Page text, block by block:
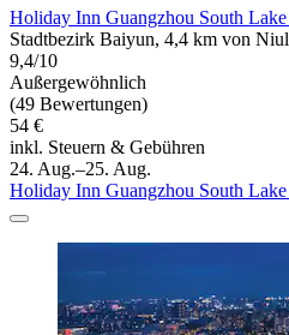
Holiday Inn Guangzhou South
Stadtbezirk Baiyun, 4,4 km von
9,4/10
Außergewöhnlich
(49 Bewertungen)
54 €
inkl. Steuern & Gebühren
24. Aug.–25. Aug.
Holiday Inn Guangzhou South